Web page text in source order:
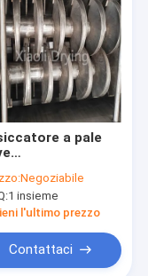
a pale
Soluzione
la lavorazione di
di polveri
Negoziabile
1 insieme
l'ultimo prezzo
Contattaci